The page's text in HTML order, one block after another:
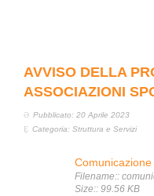
AVVISO DELLA
ASSOCIAZIONI
Pubblicato: 20 Aprile 2023
Categoria: Struttura e Servizi
Comunicazione
Filename::
Size:: 99.56 KB